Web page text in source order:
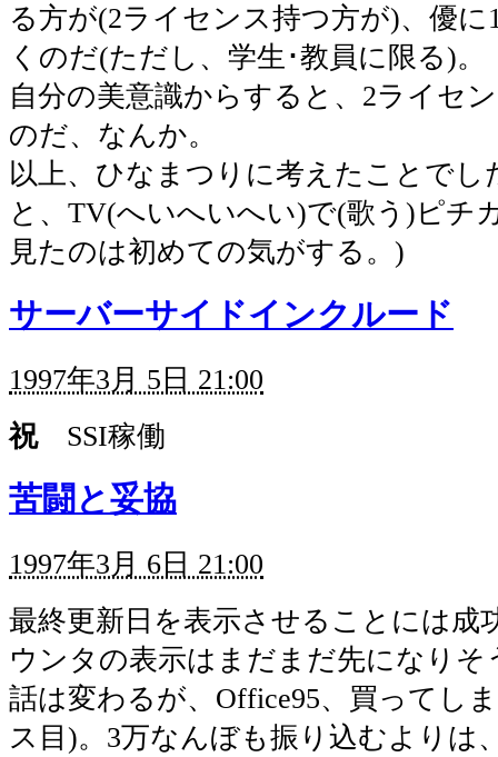
る方が(2ライセンス持つ方が)、優に
くのだ(ただし、学生･教員に限る)。
自分の美意識からすると、2ライセ
のだ、なんか。
以上、ひなまつりに考えたことでし
と、TV(へいへいへい)で(歌う)ピチ
見たのは初めての気がする。)
サーバーサイドインクルード
1997年3月 5日 21:00
祝SSI稼働
苦闘と妥協
1997年3月 6日 21:00
最終更新日を表示させることには成
ウンタの表示はまだまだ先になりそ
話は変わるが、Office95、買ってし
ス目)。3万なんぼも振り込むよりは